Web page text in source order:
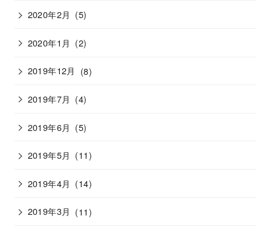
2020年2月 (5)
2020年1月 (2)
2019年12月 (8)
2019年7月 (4)
2019年6月 (5)
2019年5月 (11)
2019年4月 (14)
2019年3月 (11)